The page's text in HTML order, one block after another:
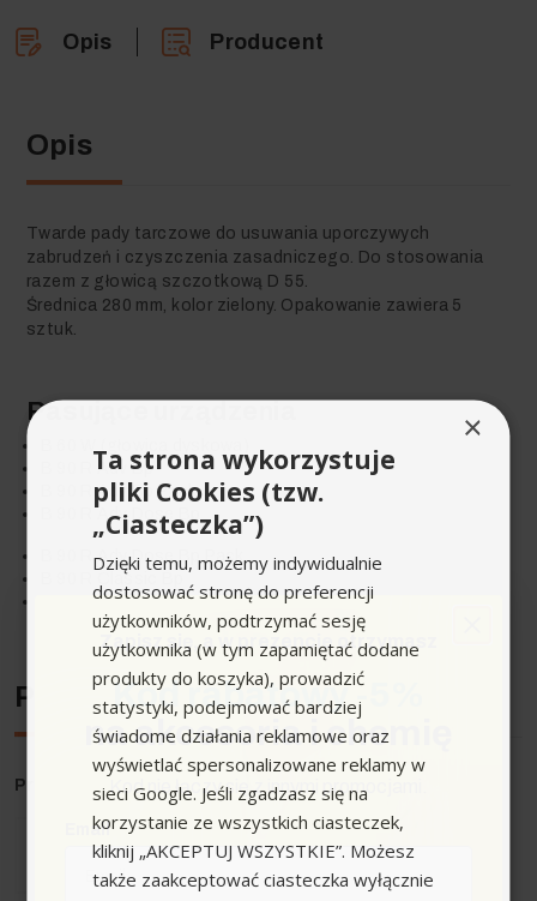
Opis Producent
Opis
Twarde pady tarczowe do usuwania uporczywych
zabrudzeń i czyszczenia zasadniczego. Do stosowania
razem z głowicą szczotkową D 55.
Średnica 280 mm, kolor zielony. Opakowanie zawiera 5
sztuk.
Pasujące urządzenia
B 90 R Adv Bp
B 90 R Adv Bp Pack
B 90 R Adv Dose Bp
B 90 R Adv Dose Bp Pack
B 90 R Classic Bp
B 90 R Classic Bp Pack
Producent
Producent : Karcher
×
Ta strona wykorzystuje
pliki Cookies (tzw.
„Ciasteczka”)
Dzięki temu, możemy indywidualnie
dostosować stronę do preferencji
użytkowników, podtrzymać sesję
użytkownika (w tym zapamiętać dodane
produkty do koszyka), prowadzić
statystyki, podejmować bardziej
świadome działania reklamowe oraz
wyświetlać spersonalizowane reklamy w
sieci Google. Jeśli zgadzasz się na
korzystanie ze wszystkich ciasteczek,
kliknij „AKCEPTUJ WSZYSTKIE”. Możesz
także zaakceptować ciasteczka wyłącznie
Zapisz się, a w prezencie otrzymasz
Kod rabatowy -5%
na akcesoria i chemię
Kod nie łączy się z innymi promocjami.
Email